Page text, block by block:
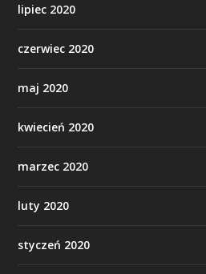
lipiec 2020
czerwiec 2020
maj 2020
kwiecień 2020
marzec 2020
luty 2020
styczeń 2020